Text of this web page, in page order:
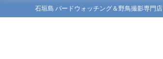
石垣島 バードウォッチング＆野鳥撮影専門店